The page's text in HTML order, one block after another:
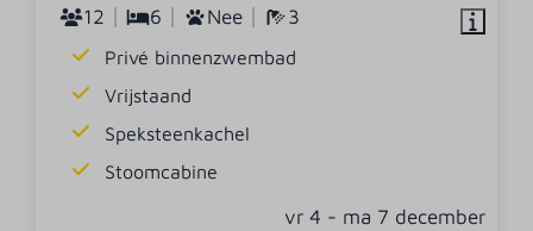
12
6 Nee 3
Privé binnenzwembad
Vrijstaand
Speksteenkachel
Stoomcabine
vr 4 - ma 7 december